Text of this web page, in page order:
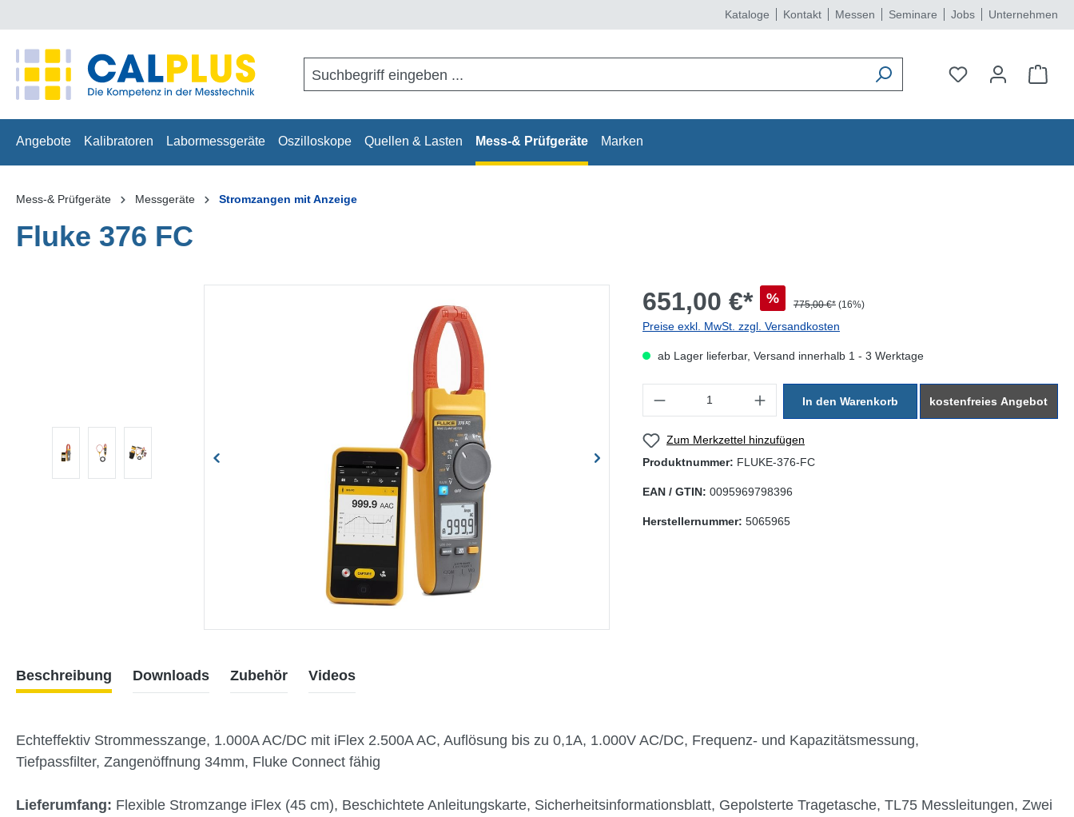
Kataloge Kontakt Messen Seminare Jobs Unternehmen
Angebote Kalibratoren Labormessgeräte Oszilloskope Quellen & Lasten Mess-& Prüfgeräte Marken
Mess-& Prüfgeräte Messgeräte Stromzangen mit Anzeige
Fluke 376 FC
651,00 €* % 775,00 €* (16%)
Preise exkl. MwSt. zzgl. Versandkosten
ab Lager lieferbar, Versand innerhalb 1 - 3 Werktage
In den Warenkorb
kostenfreies Angebot
Zum Merkzettel hinzufügen
Produktnummer: FLUKE-376-FC
EAN / GTIN: 0095969798396
Herstellernummer: 5065965
Beschreibung Downloads Zubehör Videos
Echteffektiv Strommesszange, 1.000A AC/DC mit iFlex 2.500A AC, Auflösung bis zu 0,1A, 1.000V AC/DC, Frequenz- und Kapazitätsmessung,
Tiefpassfilter, Zangenöffnung 34mm, Fluke Connect fähig
Lieferumfang: Flexible Stromzange iFlex (45 cm), Beschichtete Anleitungskarte, Sicherheitsinformationsblatt, Gepolsterte Tragetasche, TL75 Messleitungen, Zwei